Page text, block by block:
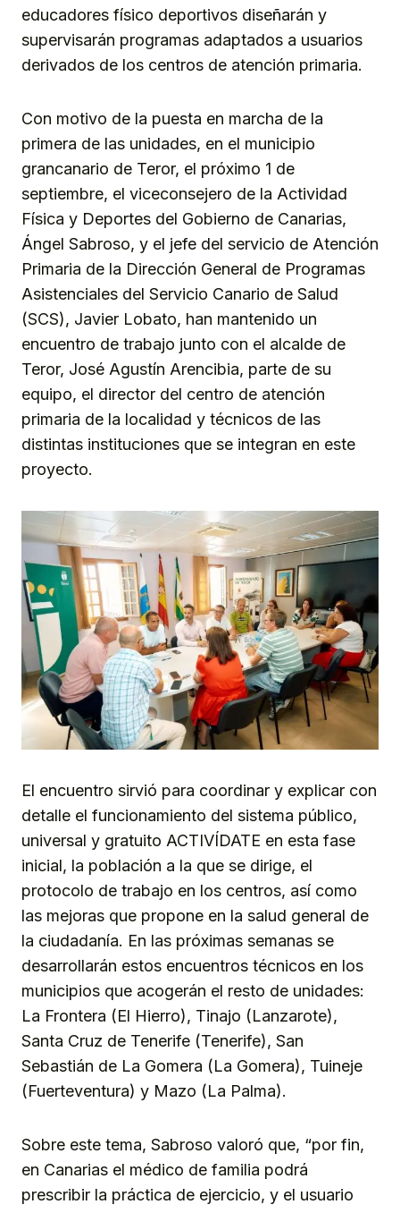
educadores físico deportivos diseñarán y
supervisarán programas adaptados a usuarios
derivados de los centros de atención primaria.
Con motivo de la puesta en marcha de la
primera de las unidades, en el municipio
grancanario de Teror, el próximo 1 de
septiembre, el viceconsejero de la Actividad
Física y Deportes del Gobierno de Canarias,
Ángel Sabroso, y el jefe del servicio de Atención
Primaria de la Dirección General de Programas
Asistenciales del Servicio Canario de Salud
(SCS), Javier Lobato, han mantenido un
encuentro de trabajo junto con el alcalde de
Teror, José Agustín Arencibia, parte de su
equipo, el director del centro de atención
primaria de la localidad y técnicos de las
distintas instituciones que se integran en este
proyecto.
El encuentro sirvió para coordinar y explicar con
detalle el funcionamiento del sistema público,
universal y gratuito ACTIVÍDATE en esta fase
inicial, la población a la que se dirige, el
protocolo de trabajo en los centros, así como
las mejoras que propone en la salud general de
la ciudadanía. En las próximas semanas se
desarrollarán estos encuentros técnicos en los
municipios que acogerán el resto de unidades:
La Frontera (El Hierro), Tinajo (Lanzarote),
Santa Cruz de Tenerife (Tenerife), San
Sebastián de La Gomera (La Gomera), Tuineje
(Fuerteventura) y Mazo (La Palma).
Sobre este tema, Sabroso valoró que, “por fin,
en Canarias el médico de familia podrá
prescribir la práctica de ejercicio, y el usuario